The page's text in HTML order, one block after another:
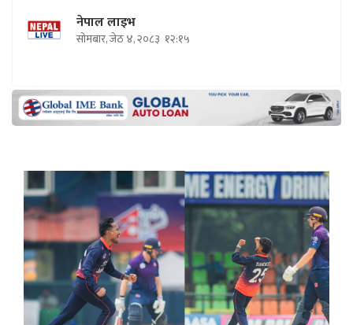
नेपाल लाइभ
सोमबार, जेठ ४, २०८३ १२:१५